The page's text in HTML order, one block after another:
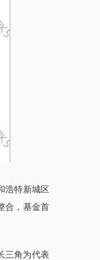
浩特新城区
合，基金首
三角为代表